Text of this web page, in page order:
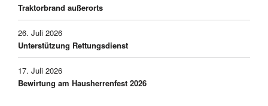
Traktorbrand außerorts
26. Juli 2026
Unterstützung Rettungsdienst
17. Juli 2026
Bewirtung am Hausherrenfest 2026